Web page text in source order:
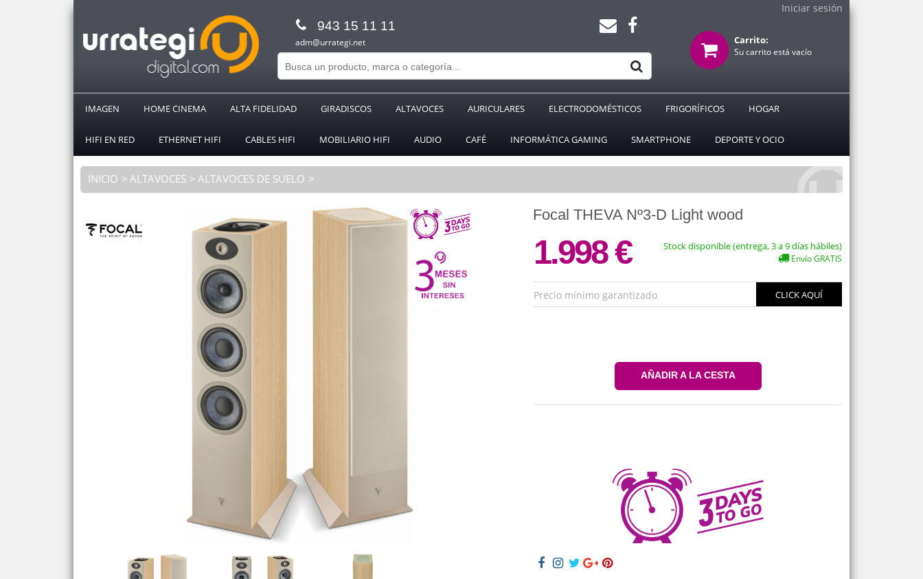
Iniciar sesión
943 15 11 11
adm@urrategi.net Carrito:
Su carrito está vacío
IMAGEN HOME CINEMA ALTA FIDELIDAD GIRADISCOS ALTAVOCES AURICULARES ELECTRODOMÉSTICOS FRIGORÍFICOS HOGAR
HIFI EN RED ETHERNET HIFI CABLES HIFI MOBILIARIO HIFI AUDIO CAFÉ INFORMÁTICA GAMING SMARTPHONE DEPORTE Y OCIO
INICIO ALTAVOCES ALTAVOCES DE SUELO
Focal THEVA Nº3-D Light wood
1.998 € Stock disponible (entrega, 3 a 9 días hábiles)
Envío GRATIS
Precio mínimo garantizado CLICK AQUÍ
AÑADIR A LA CESTA